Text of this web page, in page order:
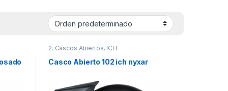
2. Cascos Abiertos, ICH
Casco Abierto 102 ich nyxar